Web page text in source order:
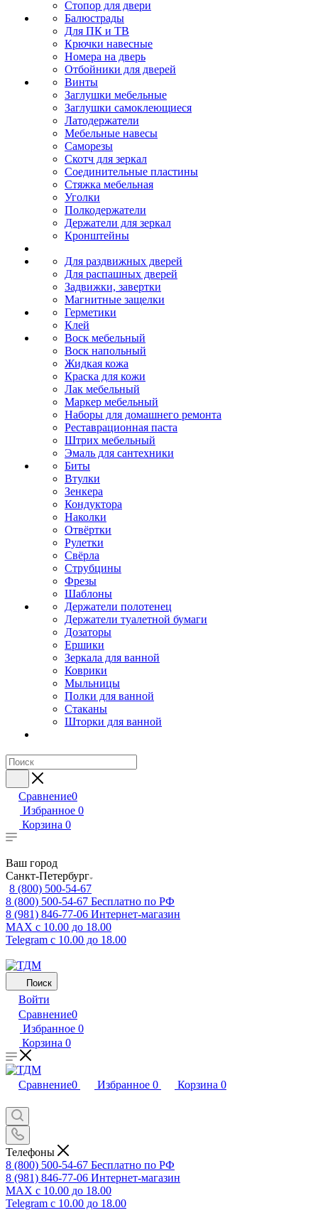
Стопор для двери
Балюстрады
Для ПК и ТВ
Крючки навесные
Номера на дверь
Отбойники для дверей
Винты
Заглушки мебельные
Заглушки самоклеющиеся
Латодержатели
Мебельные навесы
Саморезы
Скотч для зеркал
Соединительные пластины
Стяжка мебельная
Уголки
Полкодержатели
Держатели для зеркал
Кронштейны
Для раздвижных дверей
Для распашных дверей
Задвижки, завертки
Магнитные защелки
Герметики
Клей
Воск мебельный
Воск напольный
Жидкая кожа
Краска для кожи
Лак мебельный
Маркер мебельный
Наборы для домашнего ремонта
Реставрационная паста
Штрих мебельный
Эмаль для сантехники
Биты
Втулки
Зенкера
Кондуктора
Наколки
Отвёртки
Рулетки
Свёрла
Струбцины
Фрезы
Шаблоны
Держатели полотенец
Держатели туалетной бумаги
Дозаторы
Ершики
Зеркала для ванной
Коврики
Мыльницы
Полки для ванной
Стаканы
Шторки для ванной
Сравнение0
Избранное 0
Корзина 0
Ваш город
Санкт-Петербург
8 (800) 500-54-67
8 (800) 500-54-67 Бесплатно по РФ
8 (981) 846-77-06 Интернет-магазин
MAX с 10.00 до 18.00
Telegram с 10.00 до 18.00
Поиск
Войти
Сравнение0
Избранное 0
Корзина 0
Сравнение0 Избранное 0 Корзина 0
Телефоны
8 (800) 500-54-67 Бесплатно по РФ
8 (981) 846-77-06 Интернет-магазин
MAX с 10.00 до 18.00
Telegram с 10.00 до 18.00